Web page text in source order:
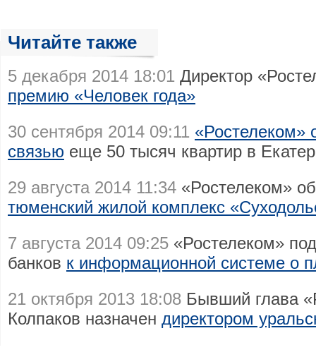
Читайте также
5 декабря 2014 18:01 Директор
премию «Человек года»
30 сентября 2014 09:11 «Ростелеком»
связью еще 50 тысяч квартир в
29 августа 2014 11:34 «Ростелеком»
тюменский жилой комплекс
7 августа 2014 09:25 «Ростелеком»
банков к информационной системе о
21 октября 2013 18:08 Бывший глава
Колпаков назначен директором